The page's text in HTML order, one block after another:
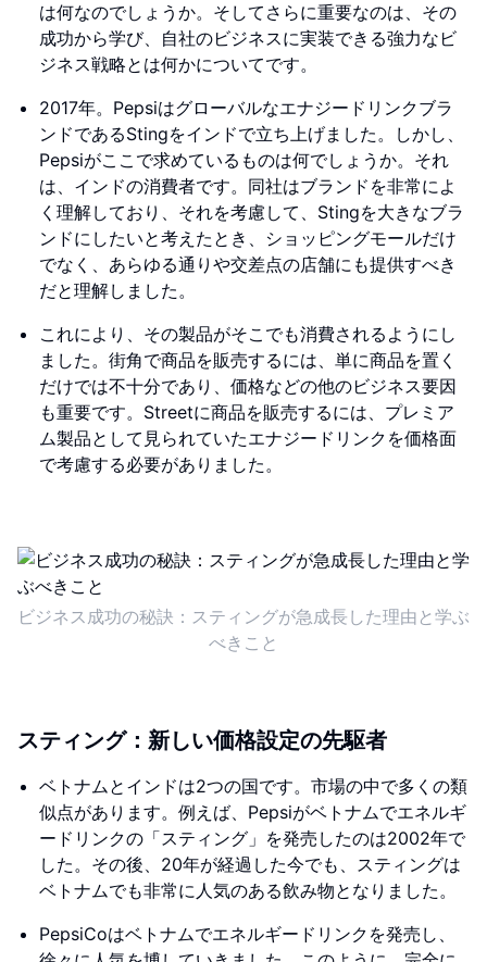
は何なのでしょうか。そしてさらに重要なのは、その
成功から学び、自社のビジネスに実装できる強力なビ
ジネス戦略とは何かについてです。
2017年。Pepsiはグローバルなエナジードリンクブラ
ンドであるStingをインドで立ち上げました。しかし、
Pepsiがここで求めているものは何でしょうか。それ
は、インドの消費者です。同社はブランドを非常によ
く理解しており、それを考慮して、Stingを大きなブラ
ンドにしたいと考えたとき、ショッピングモールだけ
でなく、あらゆる通りや交差点の店舗にも提供すべき
だと理解しました。
これにより、その製品がそこでも消費されるようにし
ました。街角で商品を販売するには、単に商品を置く
だけでは不十分であり、価格などの他のビジネス要因
も重要です。Streetに商品を販売するには、プレミア
ム製品として見られていたエナジードリンクを価格面
で考慮する必要がありました。
ビジネス成功の秘訣：スティングが急成長した理由と学ぶ
べきこと
スティング：新しい価格設定の先駆者
ベトナムとインドは2つの国です。市場の中で多くの類
似点があります。例えば、Pepsiがベトナムでエネルギ
ードリンクの「スティング」を発売したのは2002年で
した。その後、20年が経過した今でも、スティングは
ベトナムでも非常に人気のある飲み物となりました。
PepsiCoはベトナムでエネルギードリンクを発売し、